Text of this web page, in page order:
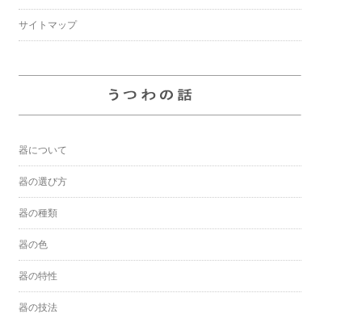
サイトマップ
器について
器の選び方
器の種類
器の色
器の特性
器の技法